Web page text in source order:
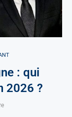
: qui
2026 ?